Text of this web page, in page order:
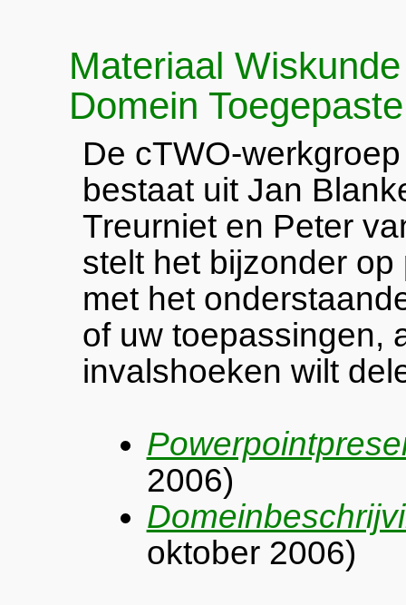
Materiaal
Domein
De cTWO-
bestaat uit Jan
Treurniet en Peter
stelt het bijzonder
met het
of uw toepassingen,
invalshoeken wilt
2006)
oktober 2006)